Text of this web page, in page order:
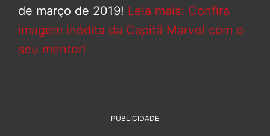
de março de 2019! Leia mais: Confira
imagem inédita da Capitã Marvel com o
seu mentor!
PUBLICIDADE